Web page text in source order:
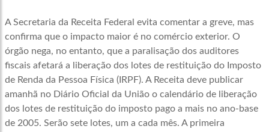
A Secretaria da Receita Federal evita comentar a greve, mas
confirma que o impacto maior é no comércio exterior. O
órgão nega, no entanto, que a paralisação dos auditores
fiscais afetará a liberação dos lotes de restituição do Imposto
de Renda da Pessoa Física (IRPF). A Receita deve publicar
amanhã no Diário Oficial da União o calendário de liberação
dos lotes de restituição do imposto pago a mais no ano-base
de 2005. Serão sete lotes, um a cada mês. A primeira